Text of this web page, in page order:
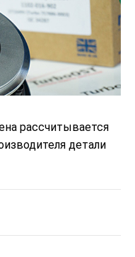
рассчитывается
детали